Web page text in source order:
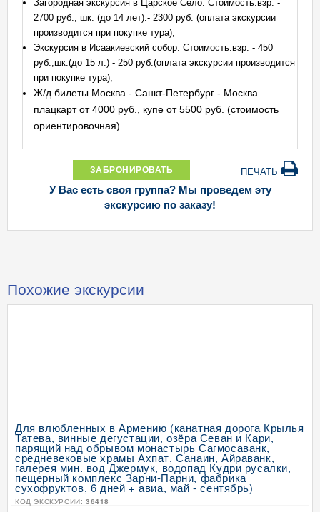
Загородная экскурсия в Царское Село. Стоимость:взр. -
2700 руб., шк. (до 14 лет).- 2300 руб. (оплата экскурсии
производится при покупке тура);
Экскурсия в Исаакиевский собор. Стоимость:взр. - 450
руб.,шк.(до 15 л.) - 250 руб.(оплата экскурсии производится
при покупке тура);
Ж/д билеты Москва - Санкт-Петербург - Москва
плацкарт от 4000 руб., купе от 5500 руб. (стоимость
ориентировочная).
ЗАБРОНИРОВАТЬ ПЕЧАТЬ
У Вас есть своя группа? Мы проведем эту
экскурсию по заказу!
Похожие экскурсии
Для влюбленных в Армению (канатная дорога Крылья
Татева, винные дегустации, озёра Севан и Кари,
парящий над обрывом монастырь Сагмосаванк,
средневековые храмы Ахпат, Санаин, Айраванк,
галерея мин. вод Джермук, водопад Кудри русалки,
пещерный комплекс Зарни-Парни, фабрика
сухофруктов, 6 дней + авиа, май - сентябрь)
КОД ЭКСКУРСИИ: 36418